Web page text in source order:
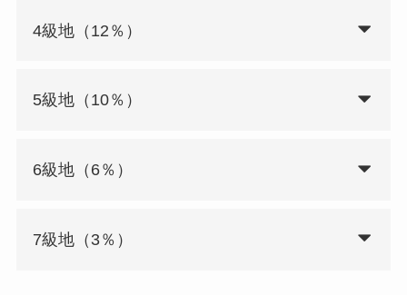
4級地（12％）
5級地（10％）
6級地（6％）
7級地（3％）